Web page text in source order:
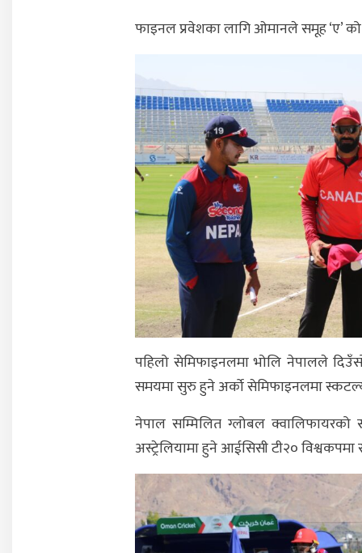
फाइनल प्रवेशका लागि ओमानले समूह ‘ए’
पहिलो सेमिफाइनलमा भोलि नेपालले
समयमा सुरु हुने अर्काे सेमिफाइनलमा
नेपाल सम्मिलित ग्लोबल
अस्ट्रेलियामा हुने आईसिसी टी२०